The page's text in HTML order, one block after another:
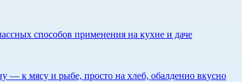
способов применения на кухне и даче
— к мясу и рыбе, просто на хлеб, обалденно вкусно